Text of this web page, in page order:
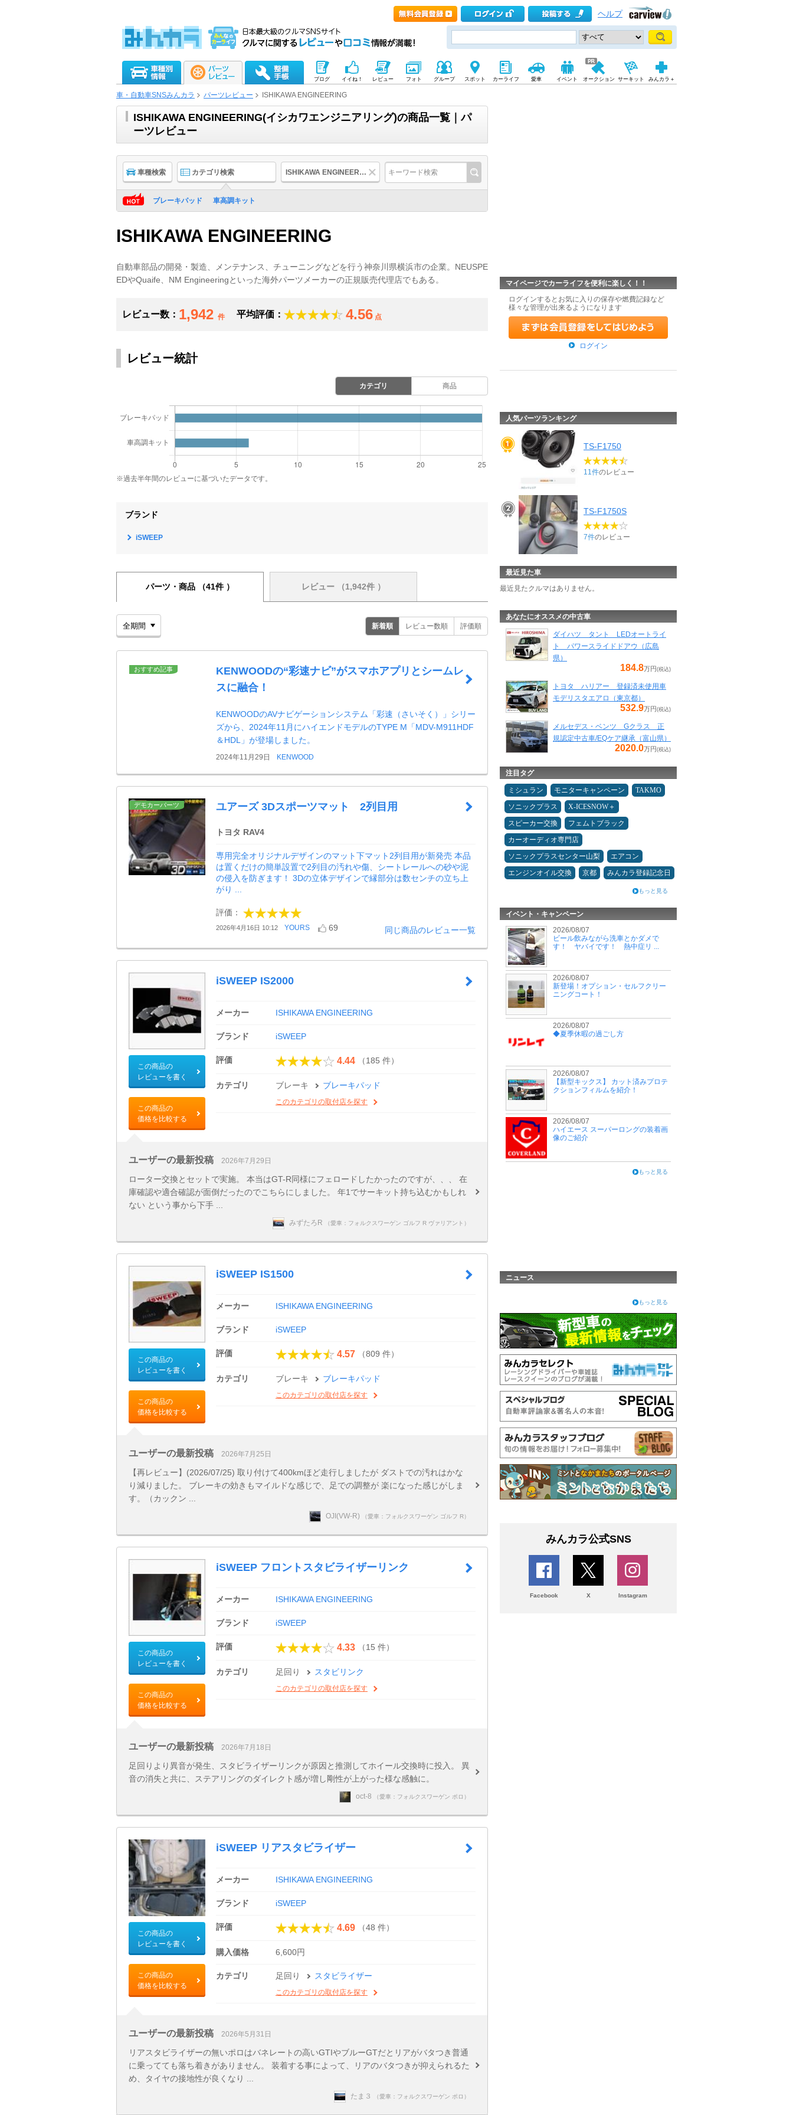
ヘルプ
ブログ イイね！ レビュー フォト グループ スポット カーライフ 愛車 イベント オークション サーキット みんカラ＋
車・自動車SNSみんカラ パーツレビュー ISHIKAWA ENGINEERING
ISHIKAWA ENGINEERING(イシカワエンジニアリング)の商品一覧｜パ
ーツレビュー
車種検索 カテゴリ検索 ISHIKAWA ENGINEERING
ブレーキパッド 車高調キット
ISHIKAWA ENGINEERING
自動車部品の開発・製造、メンテナンス、チューニングなどを行う神奈川県横浜市の企業。NEUSPE
EDやQuaife、NM Engineeringといった海外パーツメーカーの正規販売代理店でもある。
レビュー数： 1,942 件 平均評価： 4.56 点
レビュー統計
カテゴリ 商品
※過去半年間のレビューに基づいたデータです。
ブランド
iSWEEP
パーツ・商品 （41件 ） レビュー （1,942件 ）
新着順 レビュー数順 評価順
おすすめ記事
KENWOODの“彩速ナビ”がスマホアプリとシームレ
スに融合！
KENWOODのAVナビゲーションシステム「彩速（さいそく）」シリー
ズから、2024年11月にハイエンドモデルのTYPE M「MDV-M911HDF
＆HDL」が登場しました。
2024年11月29日 KENWOOD
デモカーパーツ ユアーズ 3Dスポーツマット 2列目用
トヨタ RAV4
専用完全オリジナルデザインのマット下マット2列目用が新発売 本品
は置くだけの簡単設置で2列目の汚れや傷、シートレールへの砂や泥
の侵入を防ぎます！ 3Dの立体デザインで縁部分は数センチの立ち上
がり ...
評価：
2026年4月16日 10:12 YOURS 69 同じ商品のレビュー一覧
この商品の
レビューを書く
この商品の
価格を比較する
iSWEEP IS2000
メーカー ISHIKAWA ENGINEERING
ブランド iSWEEP
評価 4.44 （185 件）
カテゴリ ブレーキ ブレーキパッド
このカテゴリの取付店を探す
ユーザーの最新投稿 2026年7月29日
ローター交換とセットで実施。 本当はGT-R同様にフェロードしたかったのですが、、、 在
庫確認や適合確認が面倒だったのでこちらにしました。 年1でサーキット持ち込むかもしれ
ない という事から下手 ...
みずたろR （愛車：フォルクスワーゲン ゴルフ R ヴァリアント）
この商品の
レビューを書く
この商品の
価格を比較する
iSWEEP IS1500
メーカー ISHIKAWA ENGINEERING
ブランド iSWEEP
評価 4.57 （809 件）
カテゴリ ブレーキ ブレーキパッド
このカテゴリの取付店を探す
ユーザーの最新投稿 2026年7月25日
【再レビュー】(2026/07/25) 取り付けて400kmほど走行しましたが ダストでの汚れはかな
り減りました。 ブレーキの効きもマイルドな感じで、足での調整が 楽になった感じがしま
す。（カックン ...
OJI(VW-R) （愛車：フォルクスワーゲン ゴルフ R）
この商品の
レビューを書く
この商品の
価格を比較する
iSWEEP フロントスタビライザーリンク
メーカー ISHIKAWA ENGINEERING
ブランド iSWEEP
評価 4.33 （15 件）
カテゴリ 足回り スタビリンク
このカテゴリの取付店を探す
ユーザーの最新投稿 2026年7月18日
足回りより異音が発生、スタビライザーリンクが原因と推測してホイール交換時に投入。 異
音の消失と共に、ステアリングのダイレクト感が増し剛性が上がった様な感触に。
oct-8 （愛車：フォルクスワーゲン ポロ）
この商品の
レビューを書く
この商品の
価格を比較する
iSWEEP リアスタビライザー
メーカー ISHIKAWA ENGINEERING
ブランド iSWEEP
評価 4.69 （48 件）
購入価格 6,600円
カテゴリ 足回り スタビライザー
このカテゴリの取付店を探す
ユーザーの最新投稿 2026年5月31日
リアスタビライザーの無いポロはバネレートの高いGTIやブルーGTだとリアがバタつき普通
に乗ってても落ち着きがありません。 装着する事によって、リアのバタつきが抑えられるた
め、タイヤの接地性が良くなり ...
たま３ （愛車：フォルクスワーゲン ポロ）
マイページでカーライフを便利に楽しく！！
ログインするとお気に入りの保存や燃費記録など
様々な管理が出来るようになります
ログイン
人気パーツランキング
TS-F1750
11件のレビュー
TS-F1750S
7件のレビュー
最近見た車
最近見たクルマはありません。
あなたにオススメの中古車
ダイハツ タント LEDオートライ
ト パワースライドドアウ（広島
県）
184.8万円(税込)
トヨタ ハリアー 登録済未使用車
モデリスタエアロ（東京都）
532.9万円(税込)
メルセデス・ベンツ Gクラス 正
規認定中古車/EQケア継承（富山県）
2020.0万円(税込)
注目タグ
ミシュラン モニターキャンペーン
TAKMO
ソニックプラス
X-ICESNOW＋
スピーカー交換
フェムトブラック
カーオーディオ専門店
ソニックプラスセンター山梨
エアコン
エンジンオイル交換
京都 みんカラ登録記念日
もっと見る
イベント・キャンペーン
2026/08/07
ビール飲みながら洗車とかダメで
す！ ヤバイです！ 熱中症リ ...
2026/08/07
新登場！オプション・セルフクリー
ニングコート！
2026/08/07
◆夏季休暇の過ごし方
2026/08/07
【新型キックス】 カット済みプロテ
クションフィルムを紹介！
2026/08/07
ハイエース スーパーロングの装着画
像のご紹介
もっと見る
ニュース
もっと見る
みんカラ公式SNS
Facebook X Instagram